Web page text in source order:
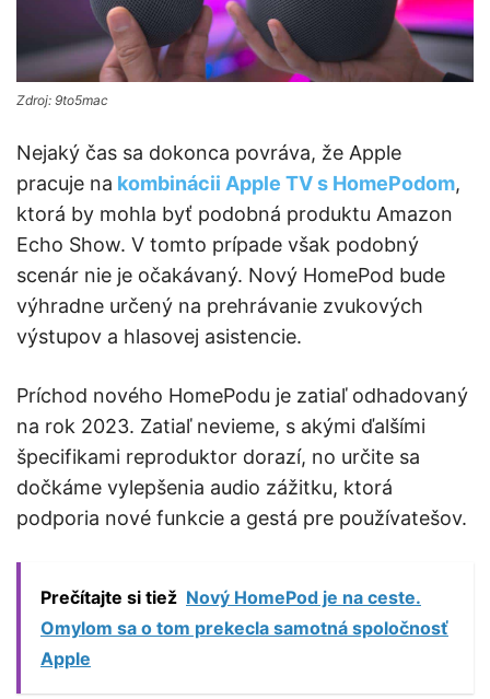
Zdroj: 9to5mac
Nejaký čas sa dokonca povráva, že Apple
pracuje na kombinácii Apple TV s HomePodom,
ktorá by mohla byť podobná produktu Amazon
Echo Show. V tomto prípade však podobný
scenár nie je očakávaný. Nový HomePod bude
výhradne určený na prehrávanie zvukových
výstupov a hlasovej asistencie.
Príchod nového HomePodu je zatiaľ odhadovaný
na rok 2023. Zatiaľ nevieme, s akými ďalšími
špecifikami reproduktor dorazí, no určite sa
dočkáme vylepšenia audio zážitku, ktorá
podporia nové funkcie a gestá pre používatešov.
Prečítajte si tiež Nový HomePod je na ceste.
Omylom sa o tom prekecla samotná spoločnosť
Apple